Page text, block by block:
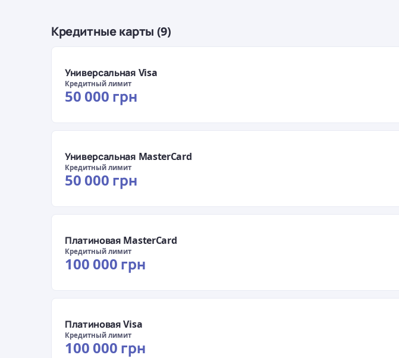
Кредитные карты (9)
Универсальная Visa
Кредитный лимит
50 000 грн
Универсальная MasterCard
Кредитный лимит
50 000 грн
Платиновая MasterCard
Кредитный лимит
100 000 грн
Платиновая Visa
Кредитный лимит
100 000 грн